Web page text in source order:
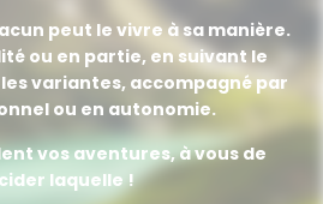
peut le vivre à sa manière.
ou en partie, en suivant le
variantes, accompagné par
ou en autonomie.
vos aventures, à vous de
laquelle !